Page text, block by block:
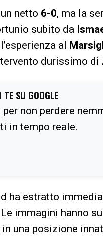
netto 6-0, ma la
subito da
al
durissimo di
SU GOOGLE
non perdere
in tempo reale.
ha estratto
immagini hanno
in una posizione